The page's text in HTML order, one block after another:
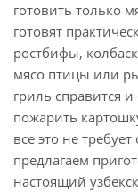
готовить только
готовят
ростбифы,
мясо птицы или
гриль справится
пожарить
все это не
предлагаем
настоящий